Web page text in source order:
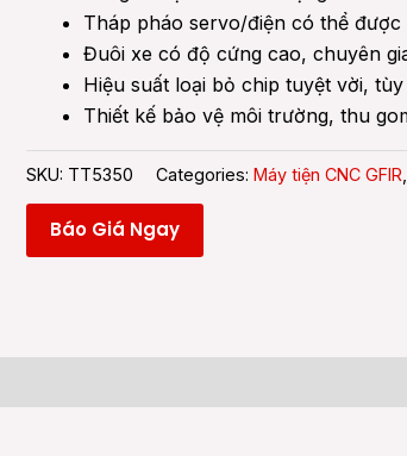
Tháp pháo servo/điện có thể
Đuôi xe có độ cứng cao, chuyên
Hiệu suất loại bỏ chip tuyệt vời,
Thiết kế bảo vệ môi trường, thu
SKU: TT5350 Categories: Máy tiện CNC GFIR
Báo Giá Ngay